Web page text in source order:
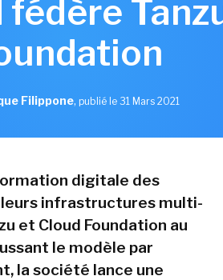
Filippone, publié le 31 Mars 2021
digitale des
infrastructures multi-
et Cloud Foundation au
le modèle par
la société lance une